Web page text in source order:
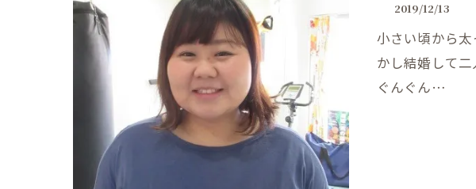
2019/12/13
小さい頃から
かし結婚して
ぐんぐん…